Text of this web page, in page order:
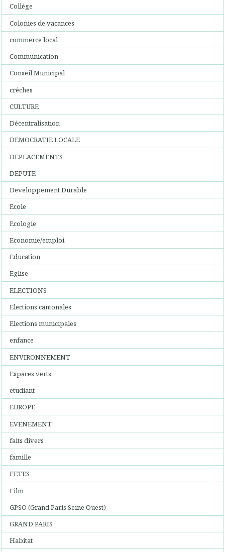
Collége
Colonies de vacances
commerce local
Communication
Conseil Municipal
créches
CULTURE
Décentralisation
DEMOCRATIE LOCALE
DEPLACEMENTS
DEPUTE
Developpement Durable
Ecole
Ecologie
Economie/emploi
Education
Eglise
ELECTIONS
Elections cantonales
Elections municipales
enfance
ENVIRONNEMENT
Espaces verts
etudiant
EUROPE
EVENEMENT
faits divers
famille
FETES
Film
GPSO (Grand Paris Seine Ouest)
GRAND PARIS
Habitat